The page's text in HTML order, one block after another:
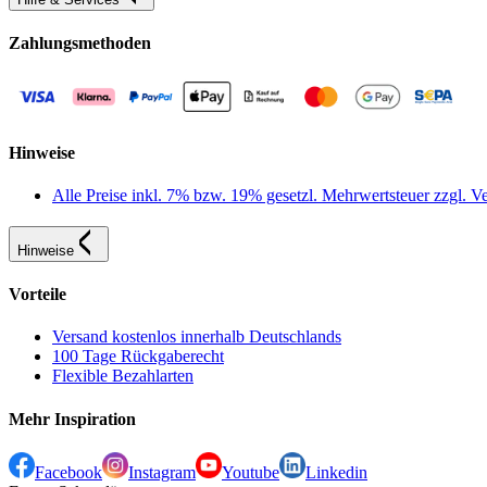
Zahlungsmethoden
Hinweise
Alle Preise inkl. 7% bzw. 19% gesetzl. Mehrwertsteuer zzgl.
Hinweise
Vorteile
Versand kostenlos innerhalb Deutschlands
100 Tage Rückgaberecht
Flexible Bezahlarten
Mehr Inspiration
Facebook Instagram Youtube
Linkedin